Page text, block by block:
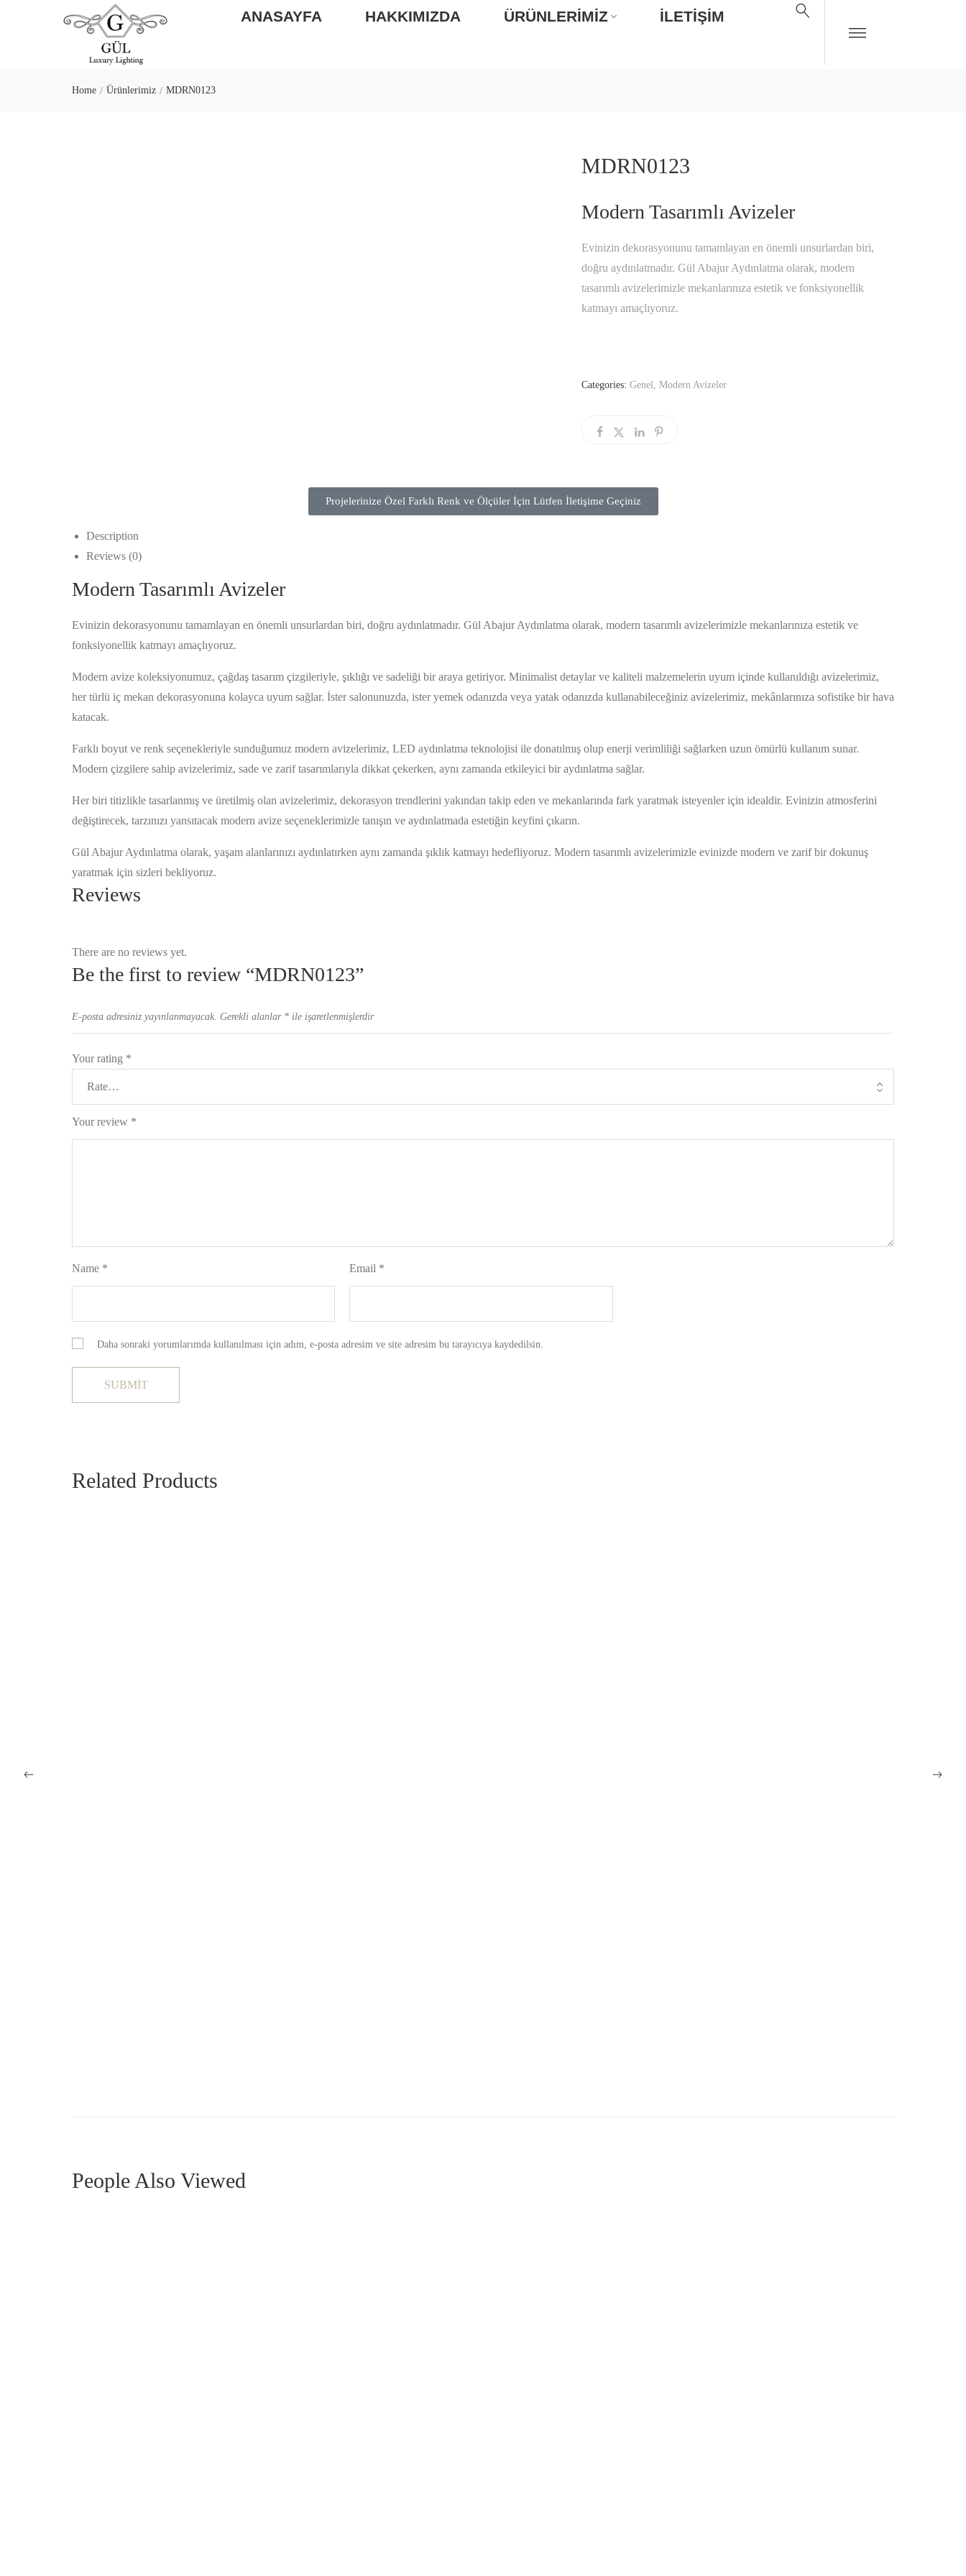
ANASAYFA HAKKIMIZDA ÜRÜNLERIMIZ İLETIŞIM
Home / Ürünlerimiz / MDRN0123
MDRN0123
Modern Tasarımlı Avizeler
Evinizin dekorasyonunu tamamlayan en önemli unsurlardan biri,
doğru aydınlatmadır. Gül Abajur Aydınlatma olarak, modern
tasarımlı avizelerimizle mekanlarınıza estetik ve fonksiyonellik
katmayı amaçlıyoruz.
Categories: Genel ,Modern Avizeler
Projelerinize Özel Farklı Renk ve Ölçüler İçin Lütfen İletişime Geçiniz
Description
Reviews (0)
Modern Tasarımlı Avizeler
Evinizin dekorasyonunu tamamlayan en önemli unsurlardan biri, doğru aydınlatmadır. Gül Abajur Aydınlatma olarak, modern tasarımlı avizelerimizle mekanlarınıza estetik ve
fonksiyonellik katmayı amaçlıyoruz.
Modern avize koleksiyonumuz, çağdaş tasarım çizgileriyle, şıklığı ve sadeliği bir araya getiriyor. Minimalist detaylar ve kaliteli malzemelerin uyum içinde kullanıldığı avizelerimiz,
her türlü iç mekan dekorasyonuna kolayca uyum sağlar. İster salonunuzda, ister yemek odanızda veya yatak odanızda kullanabileceğiniz avizelerimiz, mekânlarınıza sofistike bir hava
katacak.
Farklı boyut ve renk seçenekleriyle sunduğumuz modern avizelerimiz, LED aydınlatma teknolojisi ile donatılmış olup enerji verimliliği sağlarken uzun ömürlü kullanım sunar.
Modern çizgilere sahip avizelerimiz, sade ve zarif tasarımlarıyla dikkat çekerken, aynı zamanda etkileyici bir aydınlatma sağlar.
Her biri titizlikle tasarlanmış ve üretilmiş olan avizelerimiz, dekorasyon trendlerini yakından takip eden ve mekanlarında fark yaratmak isteyenler için idealdir. Evinizin atmosferini
değiştirecek, tarzınızı yansıtacak modern avize seçeneklerimizle tanışın ve aydınlatmada estetiğin keyfini çıkarın.
Gül Abajur Aydınlatma olarak, yaşam alanlarınızı aydınlatırken aynı zamanda şıklık katmayı hedefliyoruz. Modern tasarımlı avizelerimizle evinizde modern ve zarif bir dokunuş
yaratmak için sizleri bekliyoruz.
Reviews
There are no reviews yet.
Be the first to review “MDRN0123”
E-posta adresiniz yayınlanmayacak. Gerekli alanlar * ile işaretlenmişlerdir
Your rating *
Your review *
Name * Email *
Daha sonraki yorumlarımda kullanılması için adım, e-posta adresim ve site adresim bu tarayıcıya kaydedilsin.
Related Products
People Also Viewed